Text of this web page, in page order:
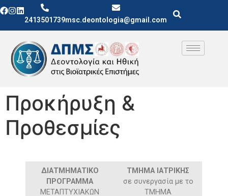
2413501739msc.deontologia@gmail.com
Προκήρυξη &
Προθεσμίες
ΔΙΑΤΜΗΜΑΤΙΚΟ
ΠΡΟΓΡΑΜΜΑ
ΜΕΤΑΠΤΥΧΙΑΚΩΝ
ΤΜΗΜΑ ΙΑΤΡΙΚΗΣ
σε συνεργασία με το
ΤΜΗΜΑ